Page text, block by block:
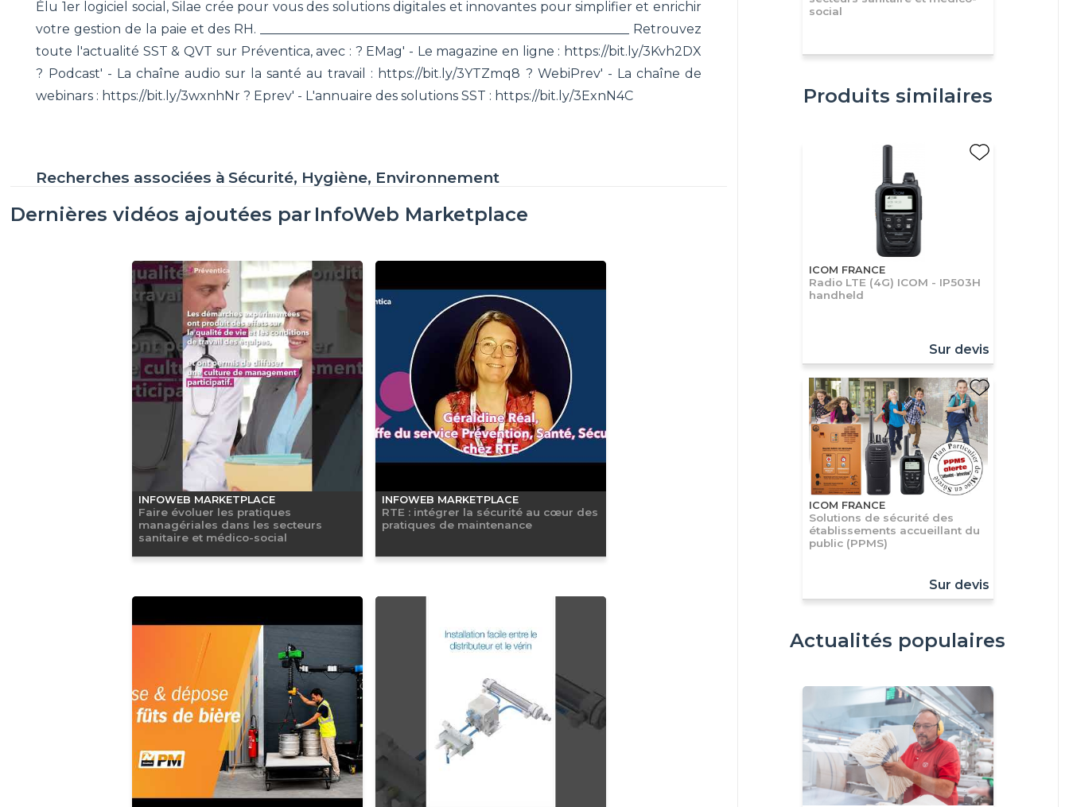
Élu 1er logiciel social, Silae crée pour vous des solutions digitales et innovantes pour simplifier et enrichir
votre gestion de la paie et des RH. __________________________________________________________ Retrouvez
toute l'actualité SST & QVT sur Préventica, avec : ? EMag' - Le magazine en ligne : https://bit.ly/3Kvh2DX
? Podcast' - La chaîne audio sur la santé au travail : https://bit.ly/3YTZmq8 ? WebiPrev' - La chaîne de
webinars : https://bit.ly/3wxnhNr ? Eprev' - L'annuaire des solutions SST : https://bit.ly/3ExnN4C
Recherches associées à Sécurité, Hygiène, Environnement
Dernières vidéos ajoutées par InfoWeb Marketplace
INFOWEB MARKETPLACE
Faire évoluer les pratiques
managériales dans les secteurs
sanitaire et médico-social
INFOWEB MARKETPLACE
RTE : intégrer la sécurité au cœur des
pratiques de maintenance
social
Produits similaires
ICOM FRANCE
Radio LTE (4G) ICOM - IP503H
handheld
Sur devis
ICOM FRANCE
Solutions de sécurité des
établissements accueillant du
public (PPMS)
Sur devis
Actualités populaires